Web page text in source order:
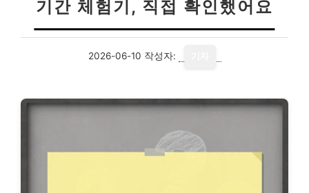
기간 체험기, 직접 확인했어요
2026-06-10 작성자: